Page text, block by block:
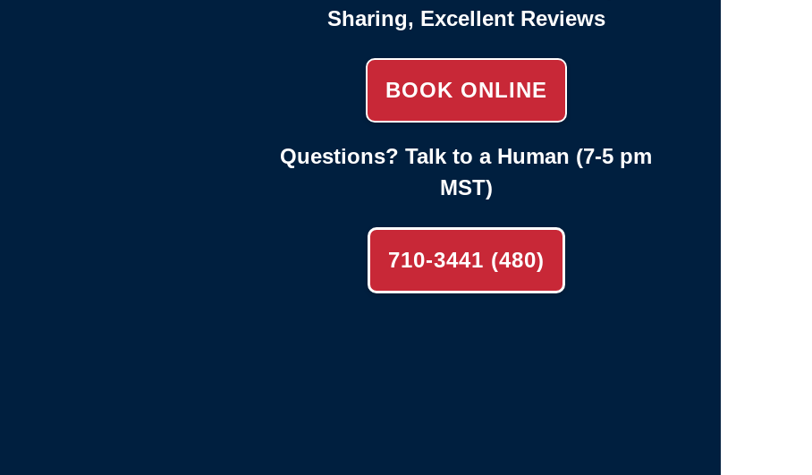
Sharing, Excellent Reviews
BOOK ONLINE
Questions? Talk to a Human (7-5 pm
MST)
(480) 710-3441